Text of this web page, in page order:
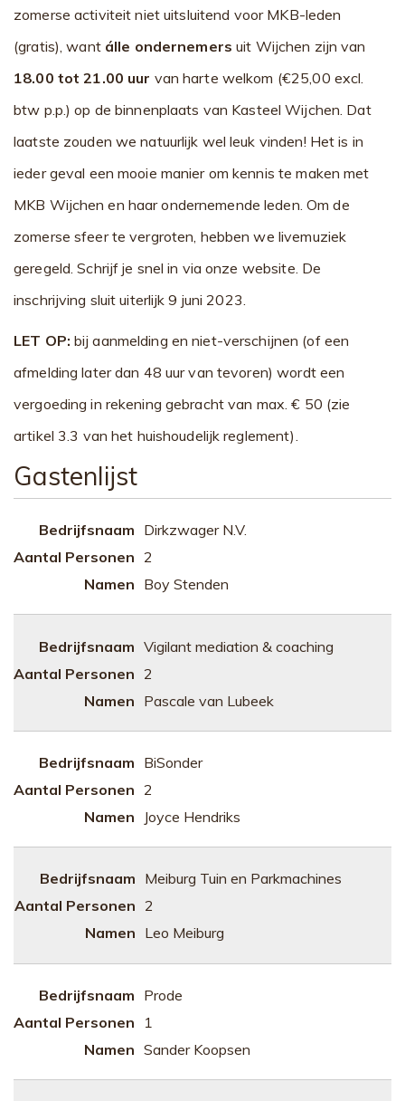
zomerse activiteit niet uitsluitend voor MKB-leden
(gratis), want álle ondernemers uit Wijchen zijn van
18.00 tot 21.00 uur van harte welkom (€25,00 excl.
btw p.p.) op de binnenplaats van Kasteel Wijchen. Dat
laatste zouden we natuurlijk wel leuk vinden! Het is in
ieder geval een mooie manier om kennis te maken met
MKB Wijchen en haar ondernemende leden. Om de
zomerse sfeer te vergroten, hebben we livemuziek
geregeld. Schrijf je snel in via onze website. De
inschrijving sluit uiterlijk 9 juni 2023.
LET OP: bij aanmelding en niet-verschijnen (of een
afmelding later dan 48 uur van tevoren) wordt een
vergoeding in rekening gebracht van max. € 50 (zie
artikel 3.3 van het huishoudelijk reglement).
Gastenlijst
Dirkzwager N.V.
2
Boy Stenden
Vigilant mediation & coaching
2
Pascale van Lubeek
BiSonder
2
Joyce Hendriks
Meiburg Tuin en Parkmachines
2
Leo Meiburg
Prode
1
Sander Koopsen